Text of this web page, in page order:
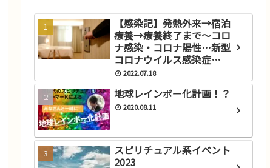
ライターのお仕事を久しぶり
にしました
2021.11.19
【感染記】発熱外来→宿泊
療養→療養終了まで～コロ
ナ感染・コロナ陽性…新型
コロナウイルス感染症
(COVID‑19)にかかったと思
ったら？
2022.07.18
地球レインボー化計画！？
2020.08.11
スピリチュアル系イベント
2023